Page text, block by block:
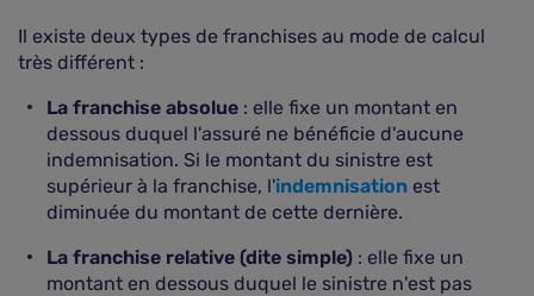
Il existe deux types de franchises au mode de calcul
très différent :
La franchise absolue : elle fixe un montant en
dessous duquel l'assuré ne bénéficie d'aucune
indemnisation. Si le montant du sinistre est
supérieur à la franchise, l'indemnisation est
diminuée du montant de cette dernière.
La franchise relative (dite simple) : elle fixe un
montant en dessous duquel le sinistre n'est pas